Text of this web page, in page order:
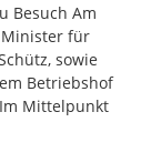
Besuch Am
für
sowie
Betriebshof
Mittelpunkt